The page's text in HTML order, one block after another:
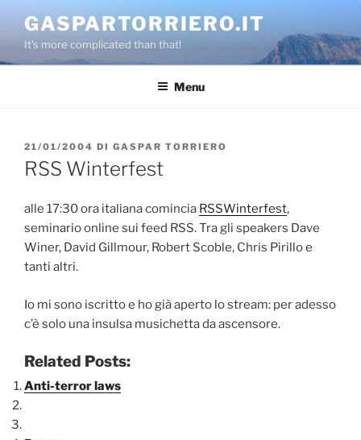
contenuto
GASPARTORRIERO.IT
It's more complicated than that!
Menu
PUBBLICATO
IL
21/01/2004 DI GASPAR TORRIERO
RSS Winterfest
alle 17:30 ora italiana comincia RSSWinterfest,
seminario online sui feed RSS. Tra gli speakers Dave
Winer, David Gillmour, Robert Scoble, Chris Pirillo e
tanti altri.
Io mi sono iscritto e ho già aperto lo stream: per adesso
c’è solo una insulsa musichetta da ascensore.
Related Posts:
Anti-terror laws